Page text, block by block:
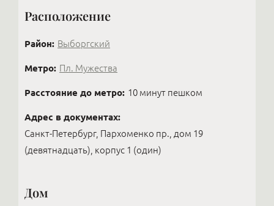
индивидуально.
Расположение
Район: Выборгский
Метро: Пл. Мужества
Расстояние до метро: 10 минут пешком
Адрес в документах:
Санкт-Петербург, Пархоменко пр., дом 19
(девятнадцать), корпус 1 (один)
Дом